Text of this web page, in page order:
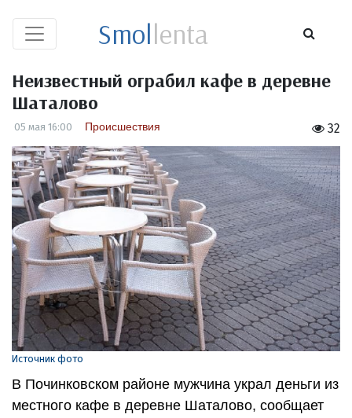
Smollenta
Неизвестный ограбил кафе в деревне
Шаталово
32
05 мая 16:00 Происшествия
Источник фото
В Починковском районе мужчина украл деньги из
местного кафе в деревне Шаталово, сообщает